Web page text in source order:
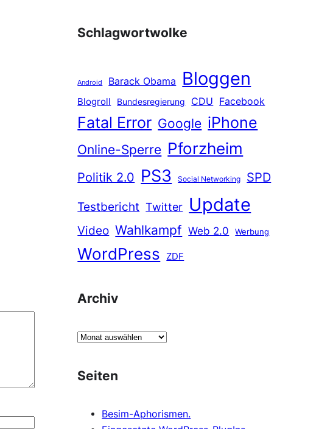
Schlagwortwolke
Android Barack Obama Bloggen
Blogroll Bundesregierung CDU Facebook
Fatal Error Google iPhone
Online-Sperre Pforzheim
Politik 2.0 PS3 Social Networking
SPD
Testbericht Twitter Update
Video Wahlkampf Web 2.0 Werbung
WordPress ZDF
Archiv
A
h
Seiten
Besim-Aphorismen.